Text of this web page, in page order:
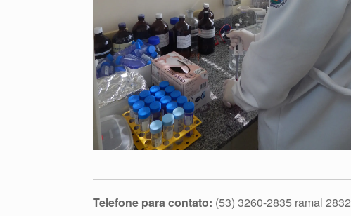
Telefone para contato: (53) 3260-2835 ramal 2832